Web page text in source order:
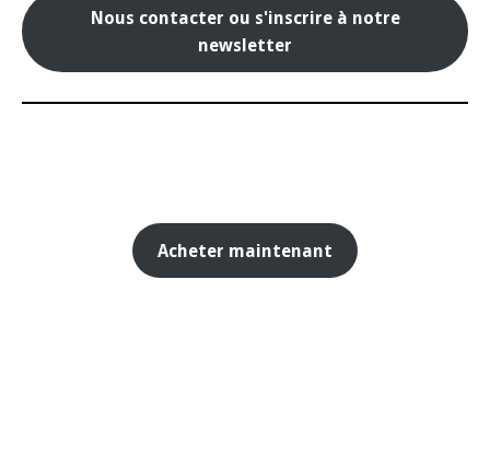
Nous contacter ou s'inscrire à notre
newsletter
Acheter maintenant